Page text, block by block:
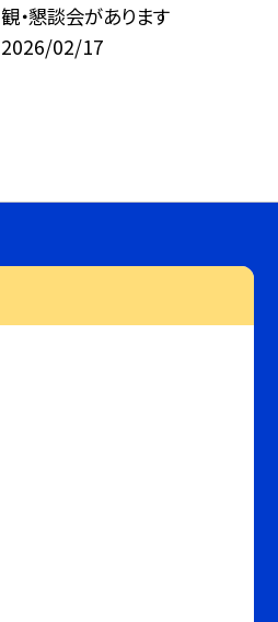
観・懇談会があります
2026/02/17